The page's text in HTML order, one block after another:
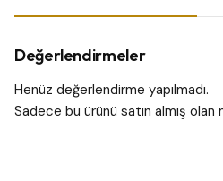
Değerlendirmeler
Henüz değerlendirme yapılmadı.
Sadece bu ürünü satın almış